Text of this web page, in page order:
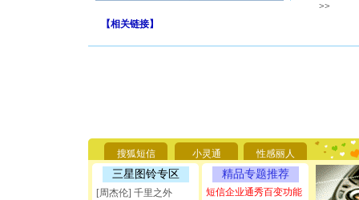
>>
【相关链接】
搜狐短信 小灵通 性感丽人
三星图铃专区
[周杰伦] 千里之外
精品专题推荐
短信企业通秀百变功能
你太多，
要平安
[圣诞节]
能正大光
天都要快